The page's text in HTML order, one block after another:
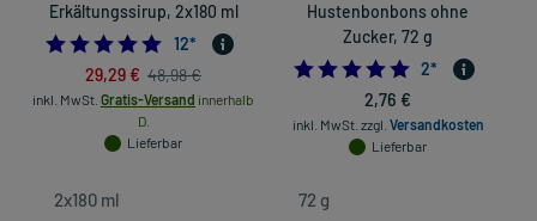
Erkältungssirup, 2x180 ml
4.916666666666667
12*
29,29 € 48,98 €
inkl. MwSt. Gratis-Versand innerhalb
D.
Lieferbar
Hustenbonbons ohne
Zucker, 72 g
5.0
2*
2,76 €
inkl. MwSt. zzgl. Versandkosten
Lieferbar